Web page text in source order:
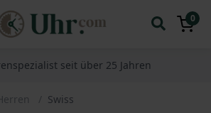
0
seit über 25 Jahren
Swiss